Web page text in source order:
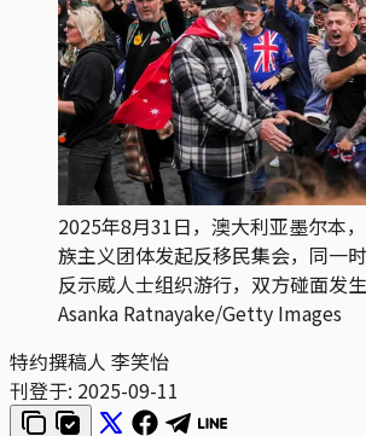
2025年8月31日，澳大利亚墨尔本
族主义团体发起反移民集会，同一
反示威人士组织游行，双方碰面发生
Asanka Ratnayake/Getty Images
特约撰稿人 李笑怡
刊登于: 2025-09-11